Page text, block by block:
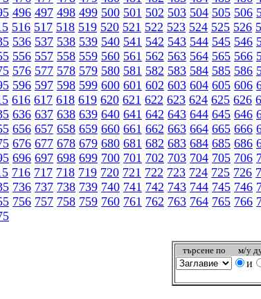
496 497 498 499 500 501 502 503 504 505 506
516 517 518 519 520 521 522 523 524 525 526
536 537 538 539 540 541 542 543 544 545 546
556 557 558 559 560 561 562 563 564 565 566
576 577 578 579 580 581 582 583 584 585 586
596 597 598 599 600 601 602 603 604 605 606
616 617 618 619 620 621 622 623 624 625 626
636 637 638 639 640 641 642 643 644 645 646
656 657 658 659 660 661 662 663 664 665 666
676 677 678 679 680 681 682 683 684 685 686
696 697 698 699 700 701 702 703 704 705 706
716 717 718 719 720 721 722 723 724 725 726
736 737 738 739 740 741 742 743 744 745 746
756 757 758 759 760 761 762 763 764 765 766
търсeне по м/у
и